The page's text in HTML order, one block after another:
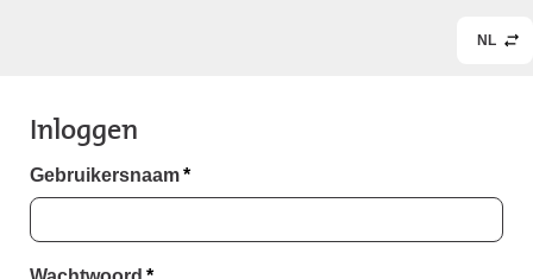
NL
Inloggen
Gebruikersnaam*